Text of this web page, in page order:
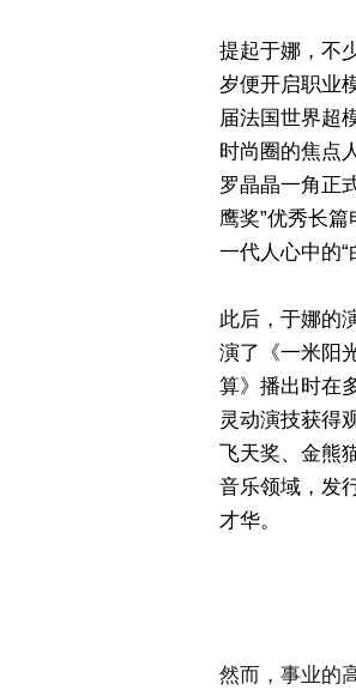
提起于娜，不
岁便开启职业
届法国世界超
时尚圈的焦点
罗晶晶一角正
鹰奖”优秀长
一代人心中的“
此后，于娜的
演了《一米阳
算》播出时在
灵动演技获得
飞天奖、金熊
音乐领域，发
才华。
然而，事业的